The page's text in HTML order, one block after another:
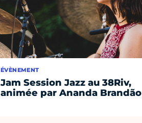
ÉVÈNEMENT
Jam Session Jazz au 38Riv,
animée par Ananda Brandão